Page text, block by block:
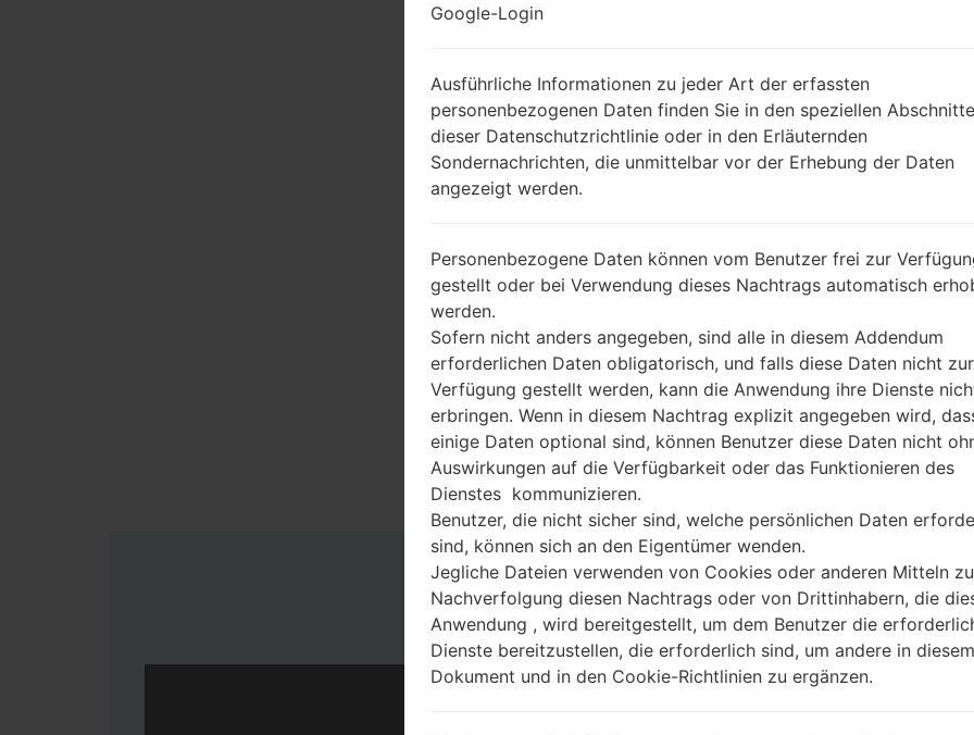
BESCHREIBUNG
Telstra, YES Optus, Vodafone A
U, Virgin Mobile, 3, Crazy Johns
1.ÜBERPRÜFEN SIE AUF RECAPTCHA
Anleitung
Laden Sie auf Ihren
Google-Login
Ausführliche Informationen zu jeder Art der erfassten
personenbezogenen Daten finden Sie in den speziellen
dieser Datenschutzrichtlinie oder in den Erläuternden
Sondernachrichten, die unmittelbar vor der Erhebung der Daten
angezeigt werden.
Personenbezogene Daten können vom Benutzer frei zur
gestellt oder bei Verwendung dieses Nachtrags automatisch
werden.
Sofern nicht anders angegeben, sind alle in diesem Addendum
erforderlichen Daten obligatorisch, und falls diese Daten nicht zur
Verfügung gestellt werden, kann die Anwendung ihre Dienste
erbringen. Wenn in diesem Nachtrag explizit angegeben wird,
einige Daten optional sind, können Benutzer diese Daten nicht
Auswirkungen auf die Verfügbarkeit oder das Funktionieren des
Dienstes kommunizieren.
Benutzer, die nicht sicher sind, welche persönlichen Daten
sind, können sich an den Eigentümer wenden.
Jegliche Dateien verwenden von Cookies oder anderen Mitteln
Nachverfolgung diesen Nachtrags oder von Drittinhabern, die
Anwendung , wird bereitgestellt, um dem Benutzer die
Dienste bereitzustellen, die erforderlich sind, um andere in diesem
Dokument und in den Cookie-Richtlinien zu ergänzen.